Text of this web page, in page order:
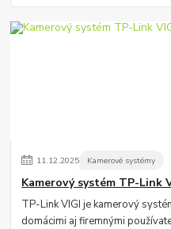
11.12.2025 Kamerové systémy
Kamerový systém TP-Link
TP-Link VIGI je kamerový
domácimi aj firemnými